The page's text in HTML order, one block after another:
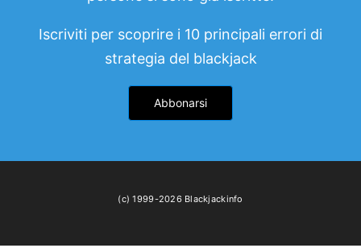
Iscriviti per scoprire i 10 principali errori di
strategia del blackjack
Abbonarsi
(c) 1999-2026 Blackjackinfo